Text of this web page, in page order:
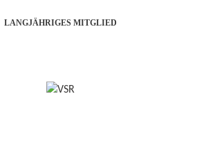
LANGJÄHRIGES MITGLIED